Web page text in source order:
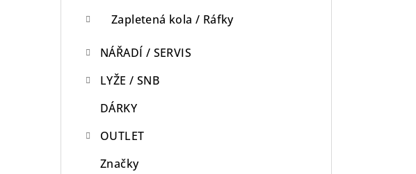
Zapletená kola / Ráfky
NÁŘADÍ / SERVIS
LYŽE / SNB
DÁRKY
OUTLET
Značky